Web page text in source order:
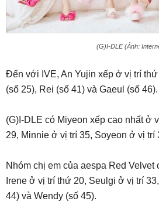
(G)I-DLE (Ảnh:
Đến với IVE, An Yujin xếp ở vị trí
(số 25), Rei (số 41) và Gaeul (số 46).
(G)I-DLE có Miyeon xếp cao nhất ở
29, Minnie ở vị trí 35, Soyeon ở vị trí
Nhóm chị em của aespa Red Velvet
Irene ở vị trí thứ 20, Seulgi ở vị trí
44) và Wendy (số 45).